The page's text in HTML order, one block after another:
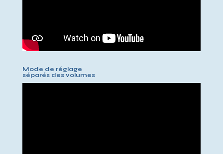
Mode de réglage
séparés des volumes